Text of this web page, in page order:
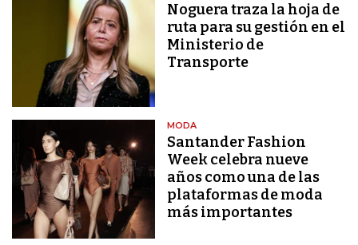
Noguera traza la hoja de
ruta para su gestión en el
Ministerio de
Transporte
MODA
Santander Fashion
Week celebra nueve
años como una de las
plataformas de moda
más importantes